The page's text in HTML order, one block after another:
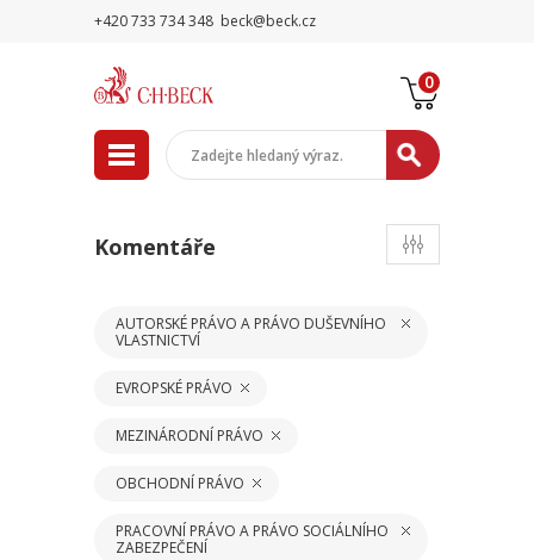
+420 733 734 348 beck@beck.cz
0
Komentáře
AUTORSKÉ PRÁVO A PRÁVO DUŠEVNÍHO
VLASTNICTVÍ
EVROPSKÉ PRÁVO
MEZINÁRODNÍ PRÁVO
OBCHODNÍ PRÁVO
PRACOVNÍ PRÁVO A PRÁVO SOCIÁLNÍHO
ZABEZPEČENÍ